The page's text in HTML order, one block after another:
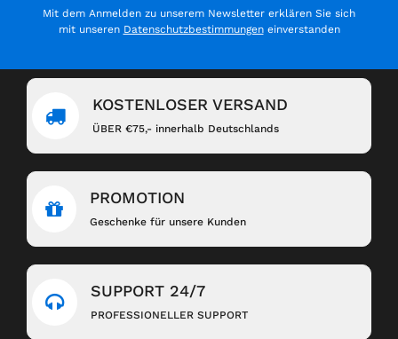
Mit dem Anmelden zu unserem Newsletter erklären Sie sich
mit unseren Datenschutzbestimmungeneinverstanden
KOSTENLOSER VERSAND
ÜBER €75,- innerhalb Deutschlands
PROMOTION
Geschenke für unsere Kunden
SUPPORT 24/7
PROFESSIONELLER SUPPORT